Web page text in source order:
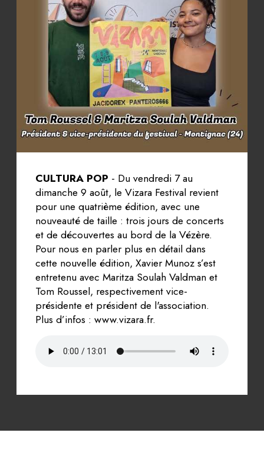
CULTURA POP - Du vendredi 7 au
dimanche 9 août, le Vizara Festival revient
pour une quatrième édition, avec une
nouveauté de taille : trois jours de concerts
et de découvertes au bord de la Vézère.
Pour nous en parler plus en détail dans
cette nouvelle édition, Xavier Munoz s’est
entretenu avec Maritza Soulah Valdman et
Tom Roussel, respectivement vice-
présidente et président de l'association.
Plus d’infos : www.vizara.fr.